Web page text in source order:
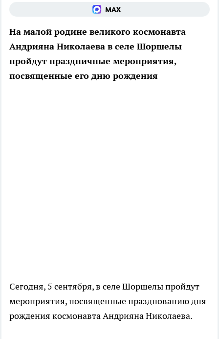
На малой родине великого космонавта
Андрияна Николаева в селе Шоршелы
пройдут праздничные мероприятия,
посвященные его дню рождения
Сегодня, 5 сентября, в селе Шоршелы пройдут
мероприятия, посвященные празднованию дня
рождения космонавта Андрияна Николаева.